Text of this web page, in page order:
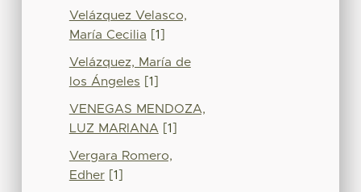
Velázquez Velasco,
María Cecilia [1]
Velázquez, María de
los Ángeles [1]
VENEGAS MENDOZA,
LUZ MARIANA [1]
Vergara Romero,
Edher[1]